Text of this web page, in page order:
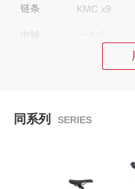
链条 KMC x9
中轴
舒适折叠车
同系列 SERIES